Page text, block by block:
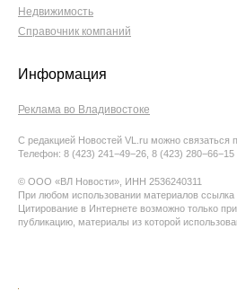
Недвижимость
Справочник компаний
Информация
Реклама во Владивостоке
С редакцией Новостей VL.ru можно связаться
Телефон: 8 (423) 241−49−26, 8 (423) 280−66−15
© ООО «ВЛ Новости», ИНН 2536240311
При любом использовании материалов ссылка
Цитирование в Интернете возможно только
публикацию, материалы из которой